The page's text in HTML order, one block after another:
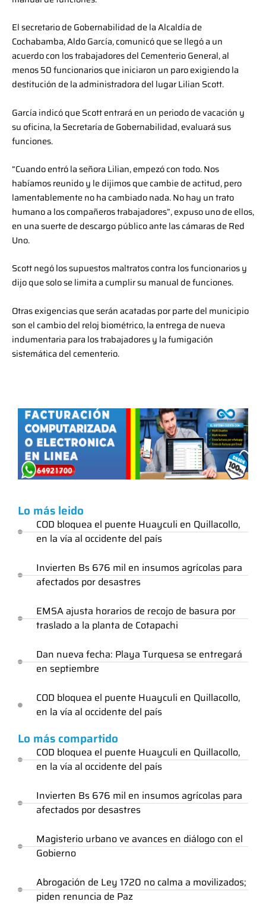
El secretario de Gobernabilidad de la Alcaldía de
Cochabamba, Aldo García, comunicó que se llegó a un
acuerdo con los trabajadores del Cementerio General, al
menos 50 funcionarios que iniciaron un paro exigiendo la
destitución de la administradora del lugar Lilian Scott.
García indicó que Scott entrará en un periodo de vacación y
su oficina, la Secretaría de Gobernabilidad, evaluará sus
funciones.
“Cuando entró la señora Lilian, empezó con todo. Nos
habíamos reunido y le dijimos que cambie de actitud, pero
lamentablemente no ha cambiado nada. No hay un trato
humano a los compañeros trabajadores”, expuso uno de ellos,
en una suerte de descargo público ante las cámaras de Red
Uno.
Scott negó los supuestos maltratos contra los funcionarios y
dijo que solo se limita a cumplir su manual de funciones.
Otras exigencias que serán acatadas por parte del municipio
son el cambio del reloj biométrico, la entrega de nueva
indumentaria para los trabajadores y la fumigación
sistemática del cementerio.
Lo más leido
COD bloquea el puente Huayculi en Quillacollo,
en la vía al occidente del país
Invierten Bs 676 mil en insumos agrícolas para
afectados por desastres
EMSA ajusta horarios de recojo de basura por
traslado a la planta de Cotapachi
Dan nueva fecha: Playa Turquesa se entregará
en septiembre
COD bloquea el puente Huayculi en Quillacollo,
en la vía al occidente del país
Lo más compartido
COD bloquea el puente Huayculi en Quillacollo,
en la vía al occidente del país
Invierten Bs 676 mil en insumos agrícolas para
afectados por desastres
Magisterio urbano ve avances en diálogo con el
Gobierno
Abrogación de Ley 1720 no calma a movilizados;
piden renuncia de Paz